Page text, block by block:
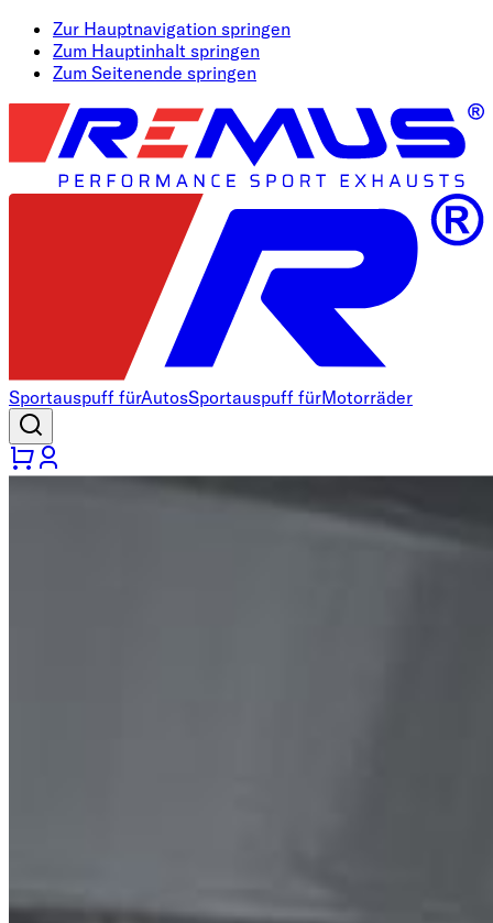
Zur Hauptnavigation springen
Zum Hauptinhalt springen
Zum Seitenende springen
Sportauspuff fürAutosSportauspuff fürMotorräder